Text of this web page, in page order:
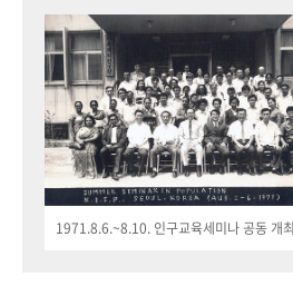
1971.8.6.~8.10. 인구교육세미나 공동 개최